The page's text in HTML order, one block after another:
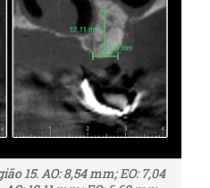
15. AO: 8,54 mm; EO: 7,04